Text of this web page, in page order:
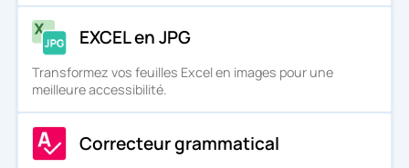
EXCEL en JPG
Transformez vos feuilles Excel en images pour une
meilleure accessibilité.
Correcteur grammatical